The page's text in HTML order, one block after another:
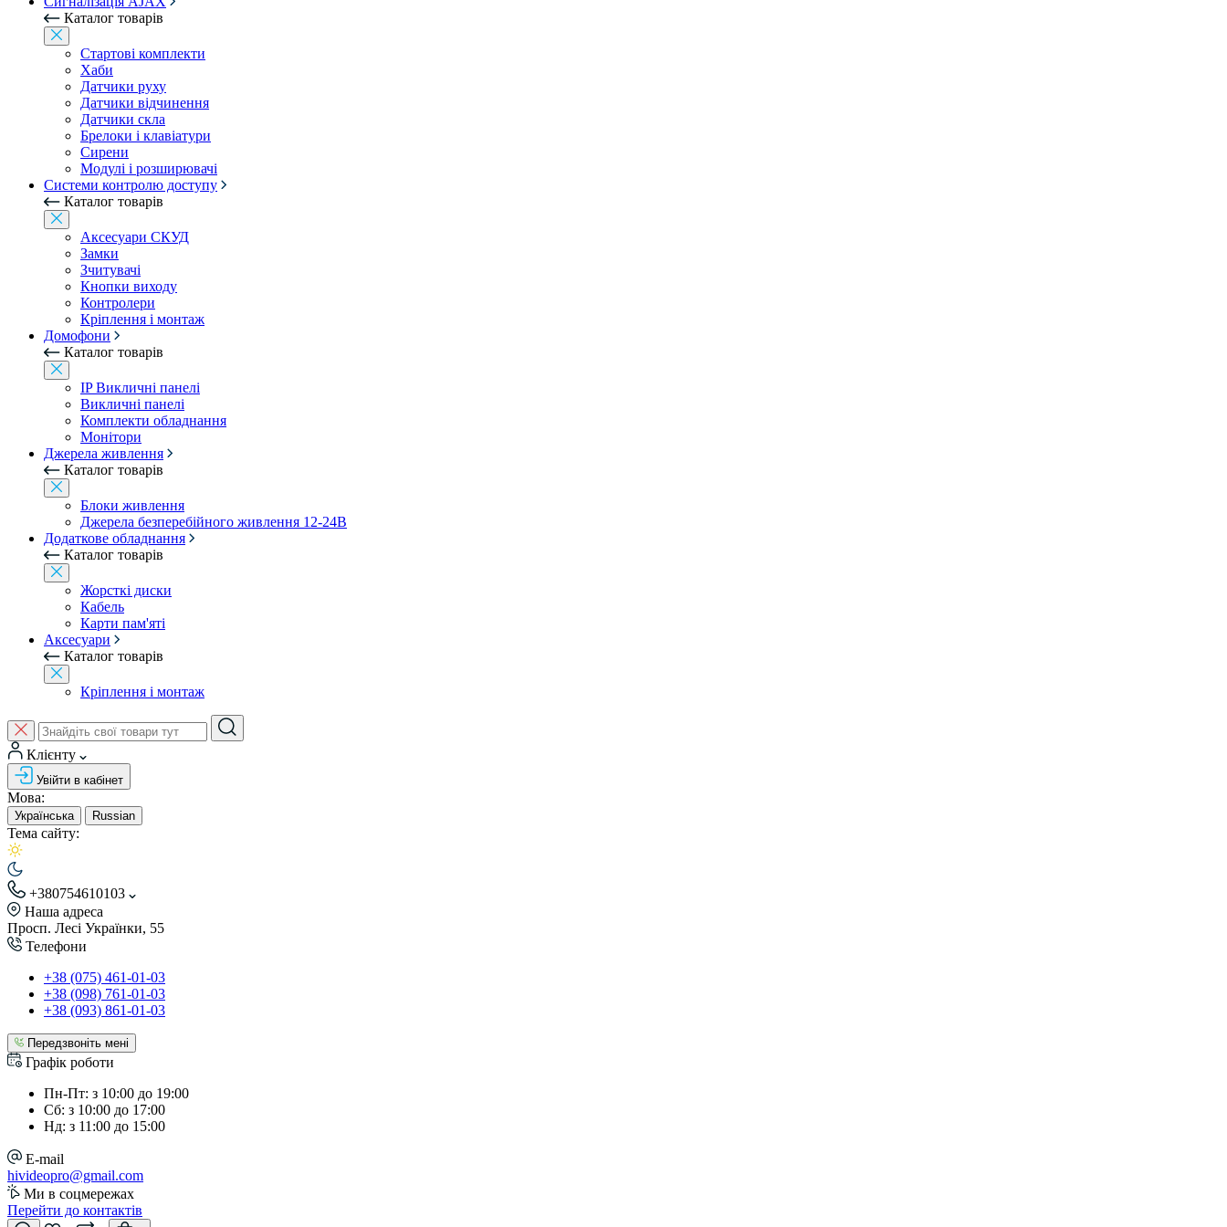
Каталог товарів
Стартові комплекти
Хаби
Датчики руху
Датчики відчинення
Датчики скла
Брелоки і клавіатури
Сирени
Модулі і розширювачі
Системи контролю доступу
Каталог товарів
Аксесуари СКУД
Замки
Зчитувачі
Кнопки виходу
Контролери
Кріплення і монтаж
Домофони
Каталог товарів
IP Викличні панелі
Викличні панелі
Комплекти обладнання
Монітори
Джерела живлення
Каталог товарів
Блоки живлення
Джерела безперебійного живлення 12-24В
Додаткове обладнання
Каталог товарів
Жорсткі диски
Кабель
Карти пам'яті
Аксесуари
Каталог товарів
Кріплення і монтаж
Клієнту
Увійти в кабінет
Мова:
Українська Russian
Тема сайту:
+380754610103
Наша адреса
Просп. Лесі Українки, 55
Телефони
+38 (075) 461-01-03
+38 (098) 761-01-03
+38 (093) 861-01-03
Передзвоніть мені
Графік роботи
Пн-Пт: з 10:00 до 19:00
Сб: з 10:00 до 17:00
Нд: з 11:00 до 15:00
E-mail
hivideopro@gmail.com
Ми в соцмережах
Перейти до контактів